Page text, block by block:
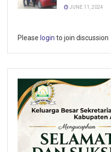
JUNE 11, 2024
Please login to join discussion